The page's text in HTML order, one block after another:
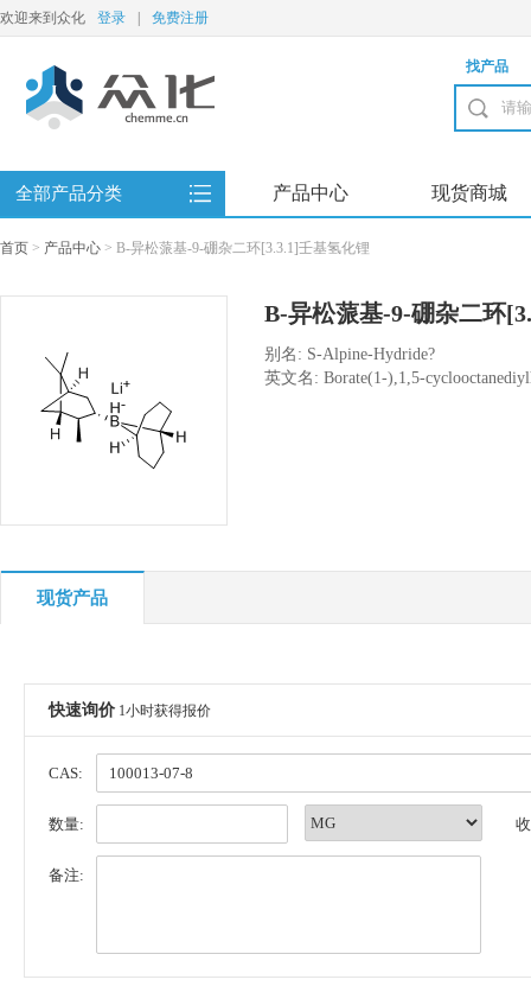
欢迎来到众化 登录 免费注册
找产品
全部产品分类 产品中心 现货商城
首页 > 产品中心 > B-异松蒎基-9-硼杂二环[3.3.1]壬基氢化锂
B-异松蒎基-9-硼杂二环
别名: S-Alpine-Hydride?
英文名: Borate(1-),1,5-
现货产品
快速询价 1小时获得报价
CAS:
数量:
备注: